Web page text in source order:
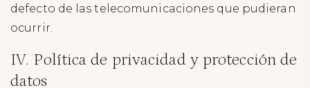
defecto de las telecomunicaciones que pudieran
ocurrir.
IV. Política de privacidad y protección de
datos